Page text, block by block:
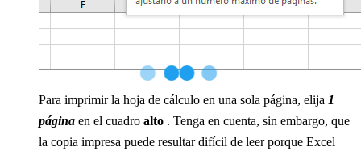
Para imprimir la hoja de cálculo en una sola página, elija 1
página en el cuadro alto . Tenga en cuenta, sin embargo, que
la copia impresa puede resultar difícil de leer porque Excel